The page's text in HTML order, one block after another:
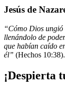
Jesús de
“Cómo Dios ungió
llenándolo de
que habían caído
él” (Hechos 10:38).
¡Despierta